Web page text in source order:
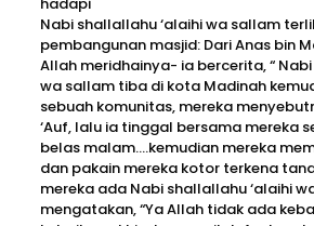
Nabi shallallahu ‘alaihi wa sallam
pembangunan masjid: Dari Anas bin
Allah meridhainya- ia bercerita, “
wa sallam tiba di kota Madinah
sebuah komunitas, mereka
‘Auf, lalu ia tinggal bersama mereka
belas malam….kemudian mereka
dan pakain mereka kotor terkena
mereka ada Nabi shallallahu ‘alaihi
mengatakan, “Ya Allah tidak ada